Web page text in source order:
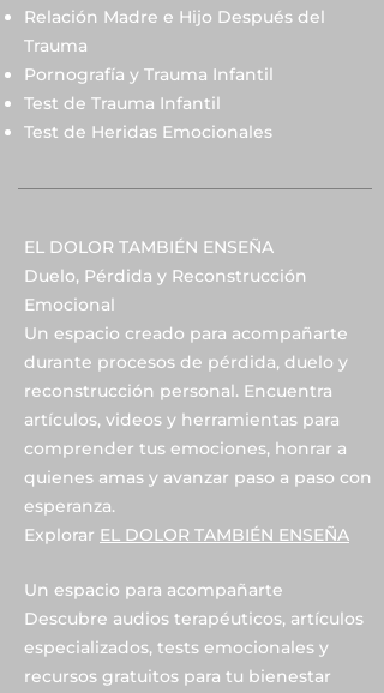
Relación Madre e Hijo Después del
Trauma
Pornografía y Trauma Infantil
Test de Trauma Infantil
Test de Heridas Emocionales
EL DOLOR TAMBIÉN ENSEÑA
Duelo, Pérdida y Reconstrucción
Emocional
Un espacio creado para acompañarte
durante procesos de pérdida, duelo y
reconstrucción personal. Encuentra
artículos, videos y herramientas para
comprender tus emociones, honrar a
quienes amas y avanzar paso a paso con
esperanza.
Explorar EL DOLOR TAMBIÉN ENSEÑA
Un espacio para acompañarte
Descubre audios terapéuticos, artículos
especializados, tests emocionales y
recursos gratuitos para tu bienestar